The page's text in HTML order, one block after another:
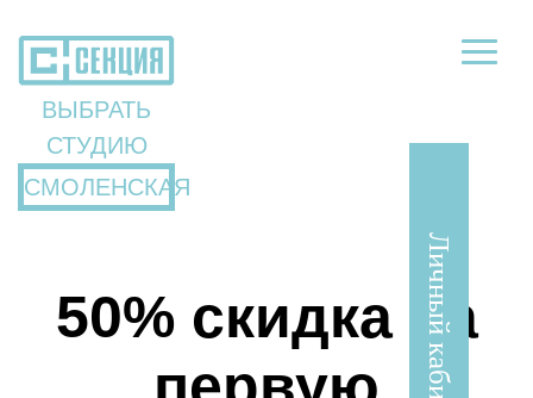
Личный кабинет
ВЫБРАТЬ
СТУДИЮ
СМОЛЕНСКАЯ
50% скидка на